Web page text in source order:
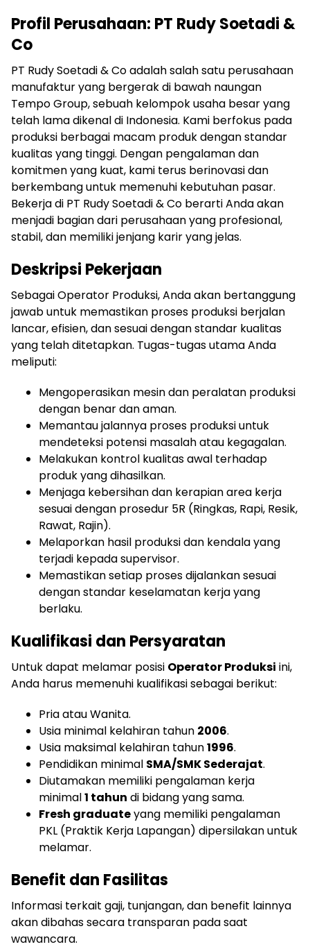
Profil Perusahaan: PT Rudy Soetadi &
Co
PT Rudy Soetadi & Co adalah salah satu perusahaan
manufaktur yang bergerak di bawah naungan
Tempo Group, sebuah kelompok usaha besar yang
telah lama dikenal di Indonesia. Kami berfokus pada
produksi berbagai macam produk dengan standar
kualitas yang tinggi. Dengan pengalaman dan
komitmen yang kuat, kami terus berinovasi dan
berkembang untuk memenuhi kebutuhan pasar.
Bekerja di PT Rudy Soetadi & Co berarti Anda akan
menjadi bagian dari perusahaan yang profesional,
stabil, dan memiliki jenjang karir yang jelas.
Deskripsi Pekerjaan
Sebagai Operator Produksi, Anda akan bertanggung
jawab untuk memastikan proses produksi berjalan
lancar, efisien, dan sesuai dengan standar kualitas
yang telah ditetapkan. Tugas-tugas utama Anda
meliputi:
Mengoperasikan mesin dan peralatan produksi
dengan benar dan aman.
Memantau jalannya proses produksi untuk
mendeteksi potensi masalah atau kegagalan.
Melakukan kontrol kualitas awal terhadap
produk yang dihasilkan.
Menjaga kebersihan dan kerapian area kerja
sesuai dengan prosedur 5R (Ringkas, Rapi, Resik,
Rawat, Rajin).
Melaporkan hasil produksi dan kendala yang
terjadi kepada supervisor.
Memastikan setiap proses dijalankan sesuai
dengan standar keselamatan kerja yang
berlaku.
Kualifikasi dan Persyaratan
Untuk dapat melamar posisi Operator Produksi ini,
Anda harus memenuhi kualifikasi sebagai berikut:
Pria atau Wanita.
Usia minimal kelahiran tahun 2006.
Usia maksimal kelahiran tahun1996.
Pendidikan minimal SMA/SMK Sederajat.
Diutamakan memiliki pengalaman kerja
minimal1 tahun di bidang yang sama.
Fresh graduateyang memiliki pengalaman
PKL (Praktik Kerja Lapangan) dipersilakan untuk
melamar.
Benefit dan Fasilitas
Informasi terkait gaji, tunjangan, dan benefit lainnya
akan dibahas secara transparan pada saat
wawancara.